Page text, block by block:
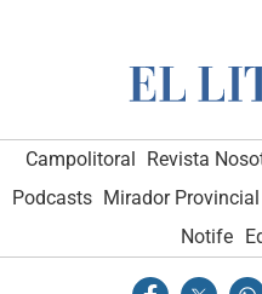
Campolitoral Revista
Podcasts Mirador Provincial
Notife